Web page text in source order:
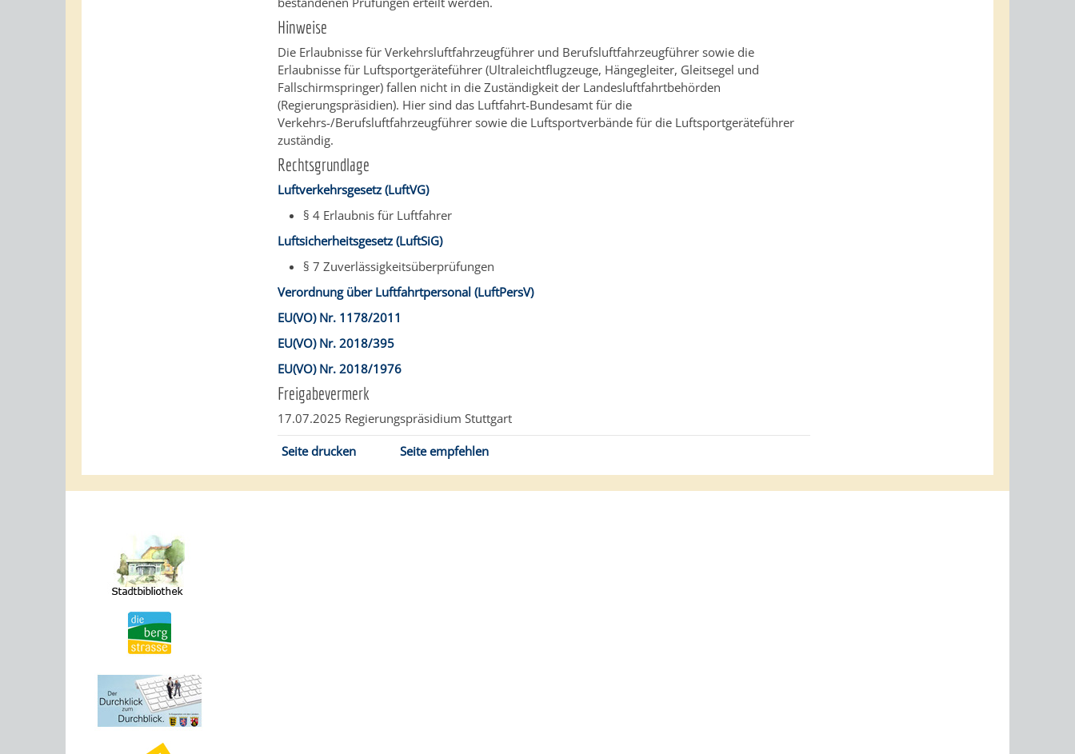
Hinweise
Die Erlaubnisse für Verkehrsluftfahrzeugführer und Berufsluftfahrzeugführer sowie die
Erlaubnisse für Luftsportgeräteführer (Ultraleichtflugzeuge, Hängegleiter, Gleitsegel und
Fallschirmspringer) fallen nicht in die Zuständigkeit der Landesluftfahrtbehörden
(Regierungspräsidien). Hier sind das Luftfahrt-Bundesamt für die
Verkehrs-/Berufsluftfahrzeugführer sowie die Luftsportverbände für die Luftsportgeräteführer
zuständig.
Rechtsgrundlage
Luftverkehrsgesetz (LuftVG)
§ 4 Erlaubnis für Luftfahrer
Luftsicherheitsgesetz (LuftSiG)
§ 7 Zuverlässigkeitsüberprüfungen
Verordnung über Luftfahrtpersonal (LuftPersV)
EU(VO) Nr. 1178/2011
EU(VO) Nr. 2018/395
EU(VO) Nr. 2018/1976
Freigabevermerk
17.07.2025 Regierungspräsidium Stuttgart
Seite drucken Seite empfehlen